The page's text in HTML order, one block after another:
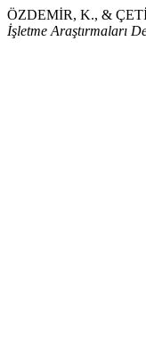
ÖZDEMİR, K., &
İşletme Araştırmaları